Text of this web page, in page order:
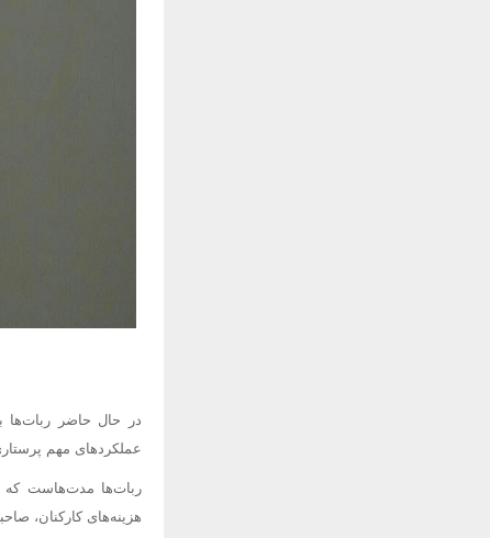
در حال حاضر ربات‌ها
عملکردهای مهم
ربات‌ها مدت‌هاست که
هزینه‌های کارکنان،